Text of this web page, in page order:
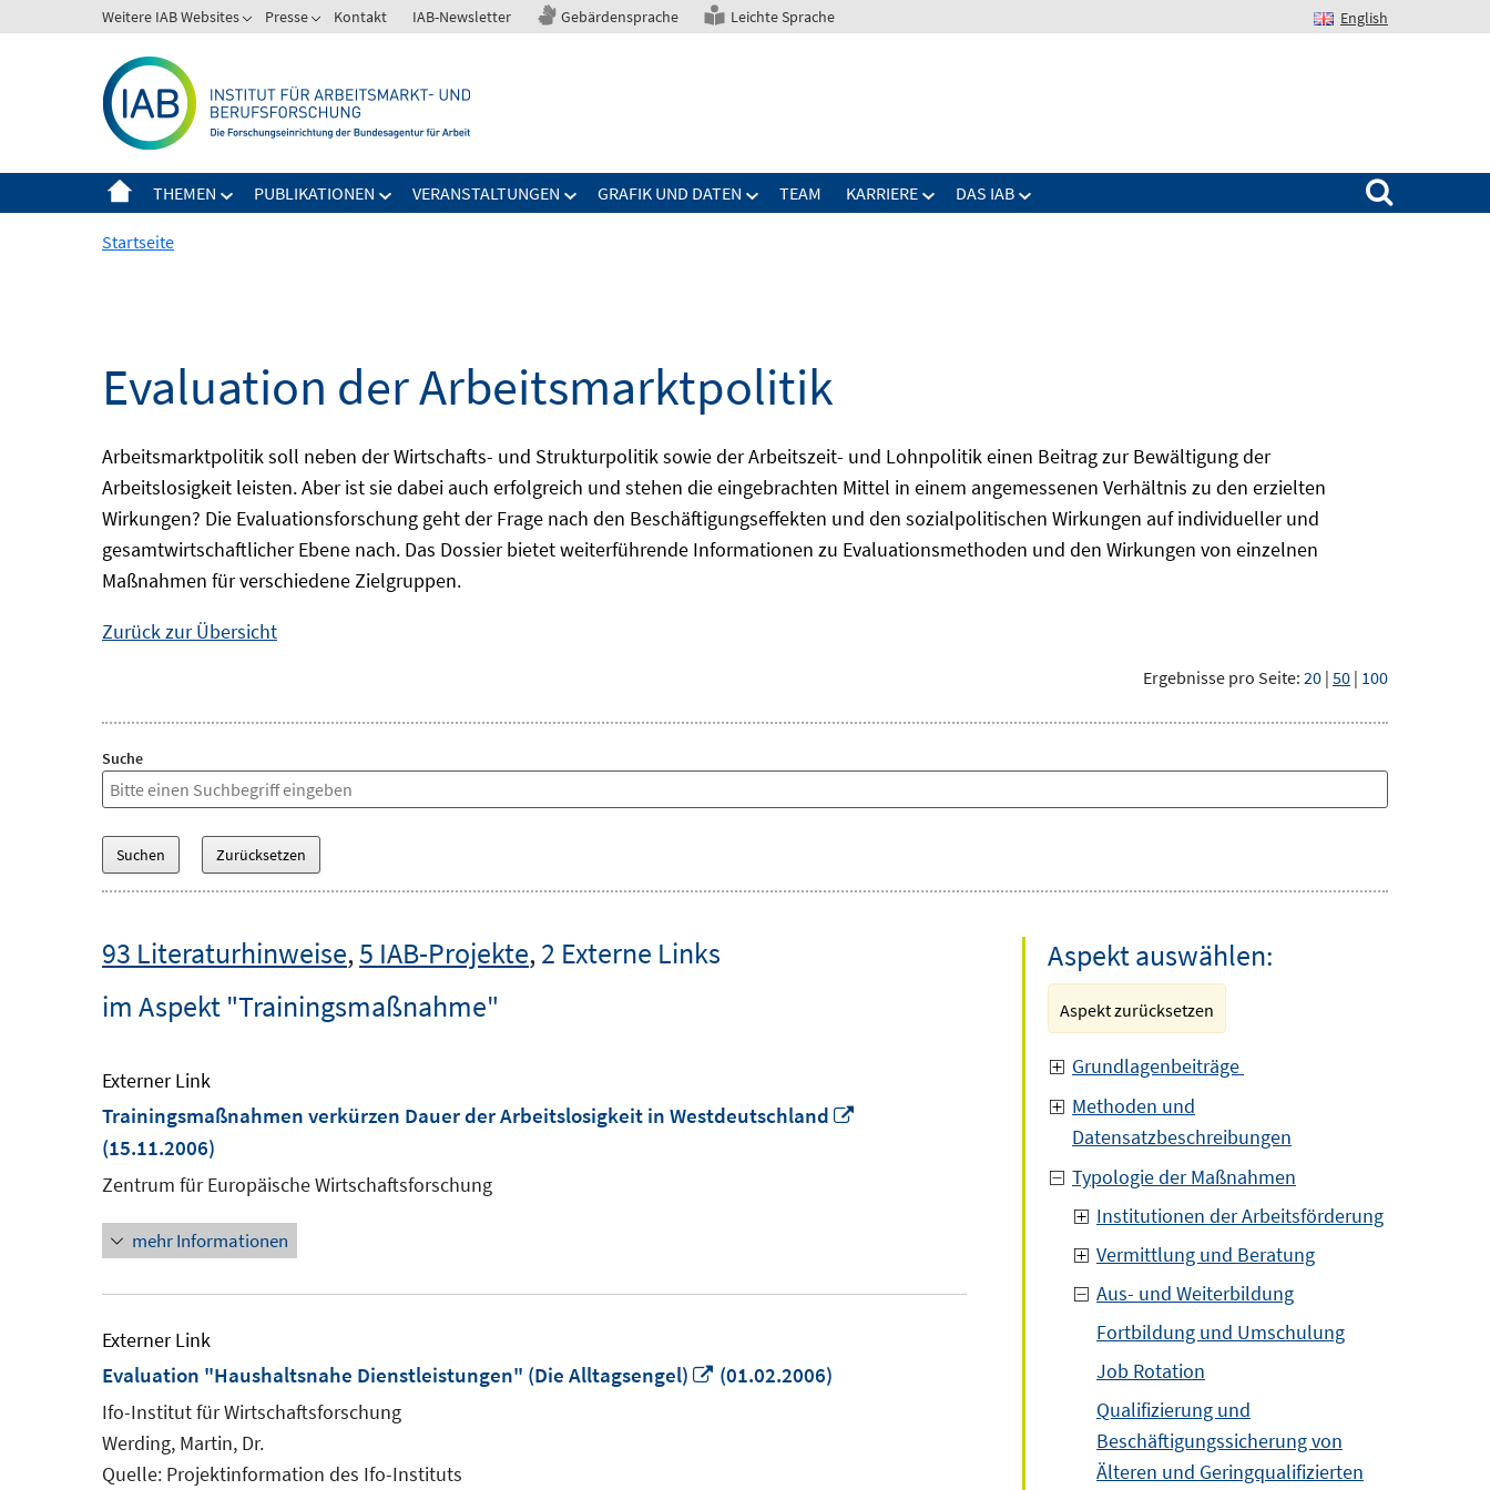
zum
Weitere IAB Websites Presse Kontakt IAB-Newsletter Gebärdensprache Leichte Sprache English
THEMEN PUBLIKATIONEN VERANSTALTUNGEN GRAFIK UND DATEN TEAM KARRIERE DAS IAB
Suchen nach:
Startseite
Evaluation der Arbeitsmarktpolitik
Arbeitsmarktpolitik soll neben der Wirtschafts- und Strukturpolitik sowie der Arbeitszeit- und Lohnpolitik einen Beitrag zur Bewältigung der
Arbeitslosigkeit leisten. Aber ist sie dabei auch erfolgreich und stehen die eingebrachten Mittel in einem angemessenen Verhältnis zu den erzielten
Wirkungen? Die Evaluationsforschung geht der Frage nach den Beschäftigungseffekten und den sozialpolitischen Wirkungen auf individueller und
gesamtwirtschaftlicher Ebene nach. Das Dossier bietet weiterführende Informationen zu Evaluationsmethoden und den Wirkungen von einzelnen
Maßnahmen für verschiedene Zielgruppen.
Zurück zur Übersicht
Ergebnisse pro Seite: 20 | 50 | 100
Suche
93 Literaturhinweise,5 IAB-Projekte,2 Externe Links
im Aspekt "Trainingsmaßnahme"
Externer Link
Trainingsmaßnahmen verkürzen Dauer der Arbeitslosigkeit in Westdeutschland
(15.11.2006)
Zentrum für Europäische Wirtschaftsforschung
mehr Informationen
Externer Link
Evaluation "Haushaltsnahe Dienstleistungen" (Die Alltagsengel)
In
(01.02.2006)
Ifo-Institut für Wirtschaftsforschung
Werding, Martin, Dr.
Quelle: Projektinformation des Ifo-Instituts
Aspekt auswählen:
Aspekt zurücksetzen
Grundlagenbeiträge
Methoden und
Datensatzbeschreibungen
Typologie der Maßnahmen
Institutionen der Arbeitsförderung
Vermittlung und Beratung
Aus- und Weiterbildung
Fortbildung und Umschulung
Job Rotation
Qualifizierung und
Beschäftigungssicherung von
Älteren und Geringqualifizierten